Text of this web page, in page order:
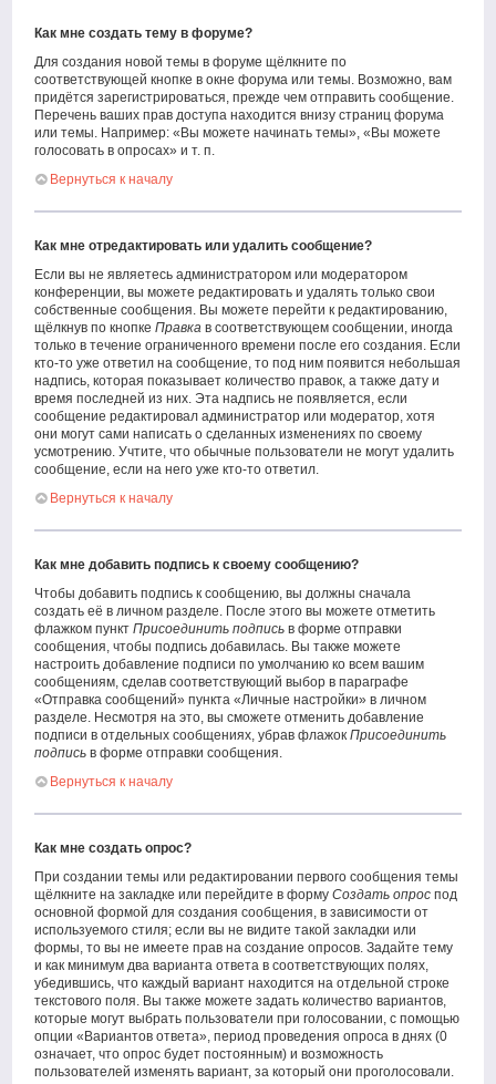
Как мне создать тему в форуме?
Для создания новой темы в форуме щёлкните по
соответствующей кнопке в окне форума или темы. Возможно, вам
придётся зарегистрироваться, прежде чем отправить сообщение.
Перечень ваших прав доступа находится внизу страниц форума
или темы. Например: «Вы можете начинать темы», «Вы можете
голосовать в опросах» и т. п.
Вернуться к началу
Как мне отредактировать или удалить сообщение?
Если вы не являетесь администратором или модератором
конференции, вы можете редактировать и удалять только свои
собственные сообщения. Вы можете перейти к редактированию,
щёлкнув по кнопкеПравка в соответствующем сообщении, иногда
только в течение ограниченного времени после его создания. Если
кто-то уже ответил на сообщение, то под ним появится небольшая
надпись, которая показывает количество правок, а также дату и
время последней из них. Эта надпись не появляется, если
сообщение редактировал администратор или модератор, хотя
они могут сами написать о сделанных изменениях по своему
усмотрению. Учтите, что обычные пользователи не могут удалить
сообщение, если на него уже кто-то ответил.
Вернуться к началу
Как мне добавить подпись к своему сообщению?
Чтобы добавить подпись к сообщению, вы должны сначала
создать её в личном разделе. После этого вы можете отметить
флажком пунктПрисоединить подпись в форме отправки
сообщения, чтобы подпись добавилась. Вы также можете
настроить добавление подписи по умолчанию ко всем вашим
сообщениям, сделав соответствующий выбор в параграфе
«Отправка сообщений» пункта «Личные настройки» в личном
разделе. Несмотря на это, вы сможете отменить добавление
подписи в отдельных сообщениях, убрав флажокПрисоединить
подпись в форме отправки сообщения.
Вернуться к началу
Как мне создать опрос?
При создании темы или редактировании первого сообщения темы
щёлкните на закладке или перейдите в формуСоздать опрос под
основной формой для создания сообщения, в зависимости от
используемого стиля; если вы не видите такой закладки или
формы, то вы не имеете прав на создание опросов. Задайте тему
и как минимум два варианта ответа в соответствующих полях,
убедившись, что каждый вариант находится на отдельной строке
текстового поля. Вы также можете задать количество вариантов,
которые могут выбрать пользователи при голосовании, с помощью
опции «Вариантов ответа», период проведения опроса в днях (0
означает, что опрос будет постоянным) и возможность
пользователей изменять вариант, за который они проголосовали.